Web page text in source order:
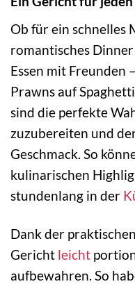
Ob für ein schnelles
romantisches
Essen mit Freunden
Prawns auf
sind die perfekte
zuzubereiten und
Geschmack. So
kulinarischen
stundenlang in der
Dank der
Gericht leicht
aufbewahren. So